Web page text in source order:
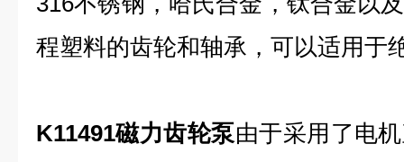
程塑料的齿轮和轴承，可以适用于
K11491磁力齿轮泵由于采用了电